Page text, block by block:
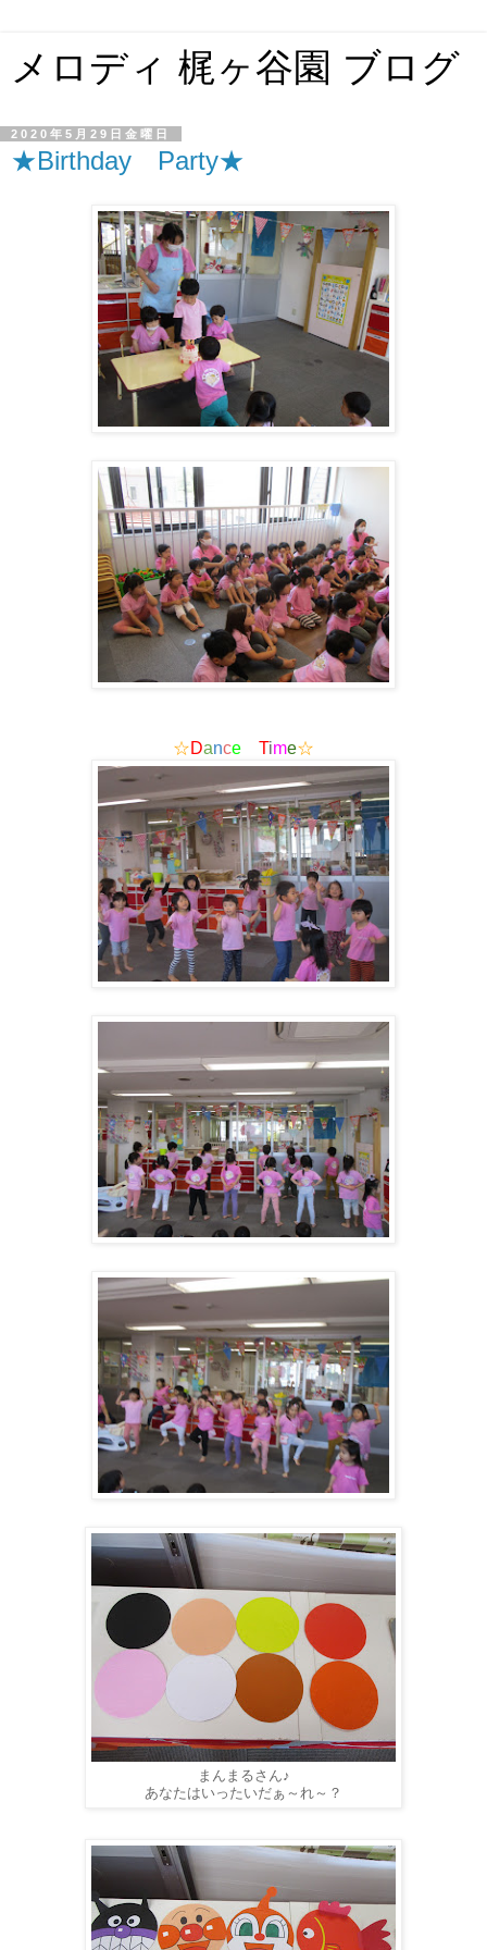
メロディ 梶ヶ谷園 ブログ
2020年5月29日金曜日
★Birthday Party★
☆Dance Time☆
まんまるさん♪
あなたはいったいだぁ～れ～？